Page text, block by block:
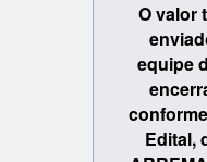
O valor
equipe
Edital,